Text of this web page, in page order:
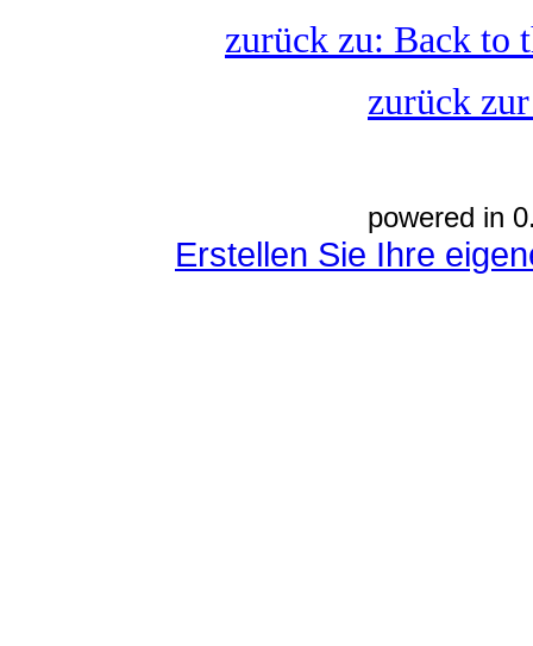
zurück zu: Back to
zurück
powered in
Erstellen Sie Ihre